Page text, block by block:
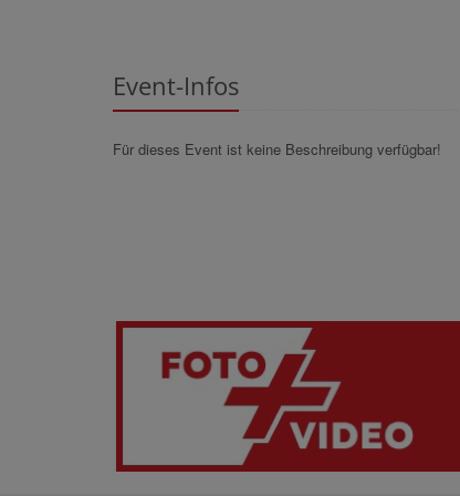
Event-Infos
Für dieses Event ist keine Beschreibung verfügbar!